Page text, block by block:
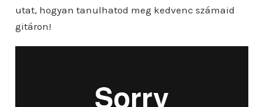
utat, hogyan tanulhatod meg kedvenc számaid
gitáron!